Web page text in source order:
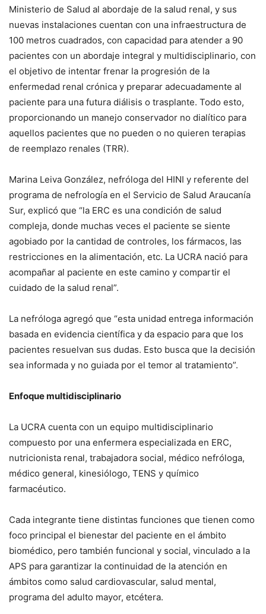
Ministerio de Salud al abordaje de la salud renal, y sus
nuevas instalaciones cuentan con una infraestructura de
100 metros cuadrados, con capacidad para atender a 90
pacientes con un abordaje integral y multidisciplinario, con
el objetivo de intentar frenar la progresión de la
enfermedad renal crónica y preparar adecuadamente al
paciente para una futura diálisis o trasplante. Todo esto,
proporcionando un manejo conservador no dialítico para
aquellos pacientes que no pueden o no quieren terapias
de reemplazo renales (TRR).
Marina Leiva González, nefróloga del HINI y referente del
programa de nefrología en el Servicio de Salud Araucanía
Sur, explicó que “la ERC es una condición de salud
compleja, donde muchas veces el paciente se siente
agobiado por la cantidad de controles, los fármacos, las
restricciones en la alimentación, etc. La UCRA nació para
acompañar al paciente en este camino y compartir el
cuidado de la salud renal”.
La nefróloga agregó que “esta unidad entrega información
basada en evidencia científica y da espacio para que los
pacientes resuelvan sus dudas. Esto busca que la decisión
sea informada y no guiada por el temor al tratamiento”.
Enfoque multidisciplinario
La UCRA cuenta con un equipo multidisciplinario
compuesto por una enfermera especializada en ERC,
nutricionista renal, trabajadora social, médico nefróloga,
médico general, kinesiólogo, TENS y químico
farmacéutico.
Cada integrante tiene distintas funciones que tienen como
foco principal el bienestar del paciente en el ámbito
biomédico, pero también funcional y social, vinculado a la
APS para garantizar la continuidad de la atención en
ámbitos como salud cardiovascular, salud mental,
programa del adulto mayor, etcétera.